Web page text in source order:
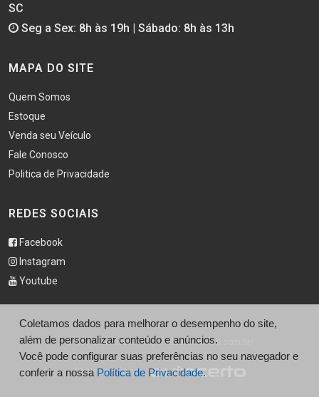
SC
Seg a Sex: 8h às 19h | Sábado: 8h às 13h
MAPA DO SITE
Quem Somos
Estoque
Venda seu Veículo
Fale Conosco
Politica de Privacidade
REDES SOCIAIS
Facebook
Instagram
Youtube
© Kd Automoveis - http://kdautomoveis.com.br/
Desenvolvido por
Coletamos dados para melhorar o desempenho do site,
além de personalizar conteúdo e anúncios.
Você pode configurar suas preferências no seu navegador e
conferir a nossa Política de Privacidade.